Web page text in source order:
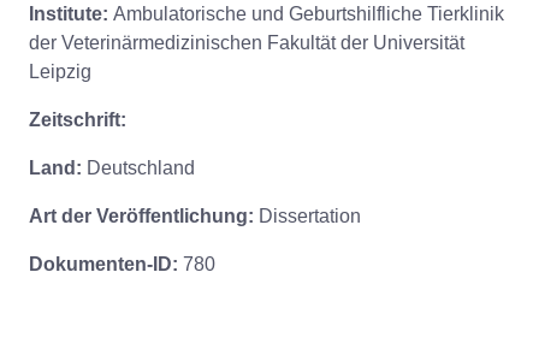
Institute: Ambulatorische und Geburtshilfliche Tierklinik
der Veterinärmedizinischen Fakultät der Universität
Leipzig
Zeitschrift:
Land: Deutschland
Art der Veröffentlichung: Dissertation
Dokumenten-ID: 780